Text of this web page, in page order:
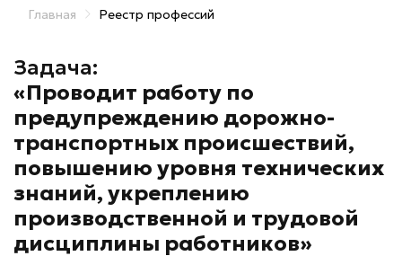
Главная Реестр профессий
Задача:
«Проводит работу по
предупреждению дорожно-
транспортных происшествий,
повышению уровня технических
знаний, укреплению
производственной и трудовой
дисциплины работников»